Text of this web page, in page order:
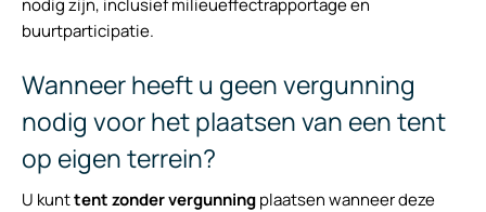
nodig zijn, inclusief milieueffectrapportage en
buurtparticipatie.
Wanneer heeft u geen vergunning
nodig voor het plaatsen van een tent
op eigen terrein?
U kunttent zonder vergunningplaatsen wanneer deze